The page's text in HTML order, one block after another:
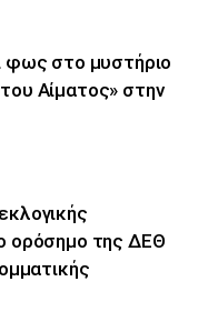
φως στο μυστήριο
Αίματος» στην
ορόσημο της ΔΕΘ